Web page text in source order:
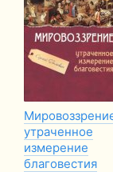
утраченное
измерение
благовестия